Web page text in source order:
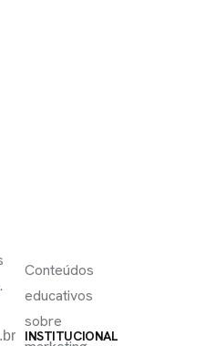
INSTITUCIONAL
Conteúdos
educativos
sobre